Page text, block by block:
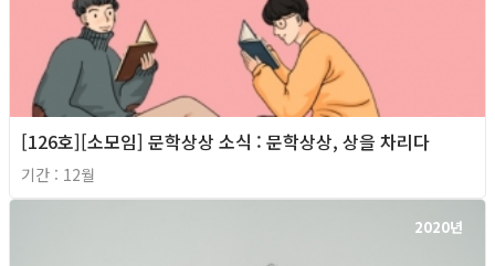
[126호][소모임] 문학상상 소식 : 문학상상, 상을 차리다
기간 : 12월
2020년